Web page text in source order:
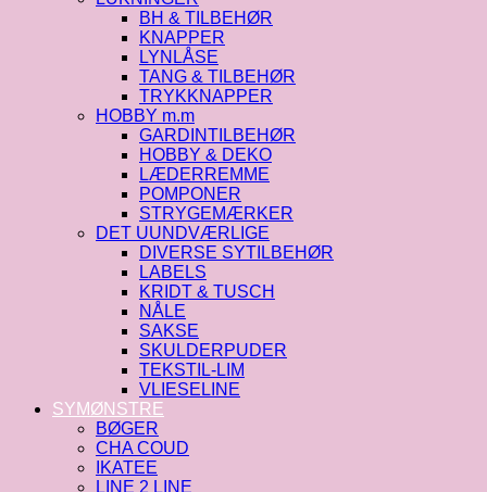
BH & TILBEHØR
KNAPPER
LYNLÅSE
TANG & TILBEHØR
TRYKKNAPPER
HOBBY m.m
GARDINTILBEHØR
HOBBY & DEKO
LÆDERREMME
POMPONER
STRYGEMÆRKER
DET UUNDVÆRLIGE
DIVERSE SYTILBEHØR
LABELS
KRIDT & TUSCH
NÅLE
SAKSE
SKULDERPUDER
TEKSTIL-LIM
VLIESELINE
SYMØNSTRE
BØGER
CHA COUD
IKATEE
LINE 2 LINE